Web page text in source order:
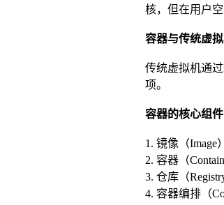
核，但在用户
容器与传统虚
传统虚拟机通
项。
容器的核心组件
1. 镜像（
2. 容器（
3. 仓库（
4. 容器编排（